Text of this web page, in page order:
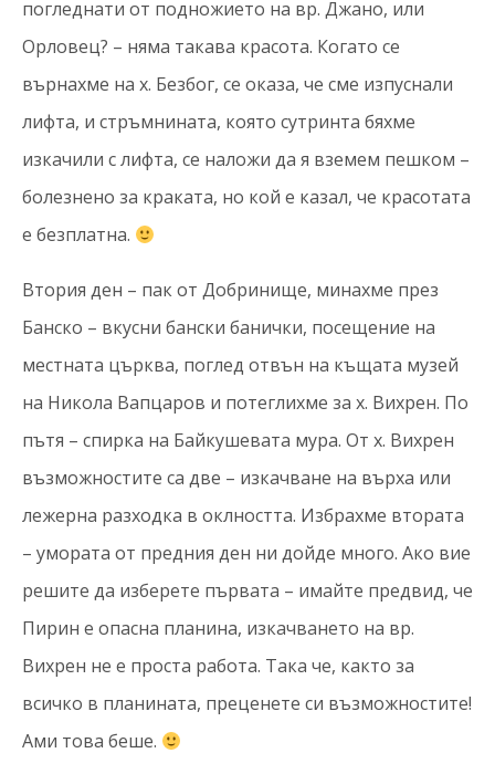
погледнати от подножието на вр. Джано, или
Орловец? – няма такава красота. Когато се
върнахме на х. Безбог, се оказа, че сме изпуснали
лифта, и стръмнината, която сутринта бяхме
изкачили с лифта, се наложи да я вземем пешком –
болезнено за краката, но кой е казал, че красотата
е безплатна.
Втория ден – пак от Добринище, минахме през
Банско – вкусни бански банички, посещение на
местната църква, поглед отвън на къщата музей
на Никола Вапцаров и потеглихме за х. Вихрен. По
пътя – спирка на Байкушевата мура. От х. Вихрен
възможностите са две – изкачване на върха или
лежерна разходка в оклността. Избрахме втората
– умората от предния ден ни дойде много. Ако вие
решите да изберете първата – имайте предвид, че
Пирин е опасна планина, изкачването на вр.
Вихрен не е проста работа. Така че, както за
всичко в планината, преценете си възможностите!
Ами това беше.